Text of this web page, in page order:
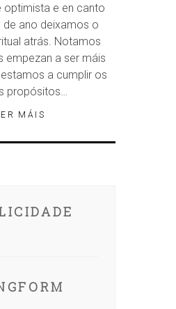
optimista e en canto
ano deixamos o
atrás. Notamos
empezan a ser máis
a cumplir os
propósitos…
MÁIS